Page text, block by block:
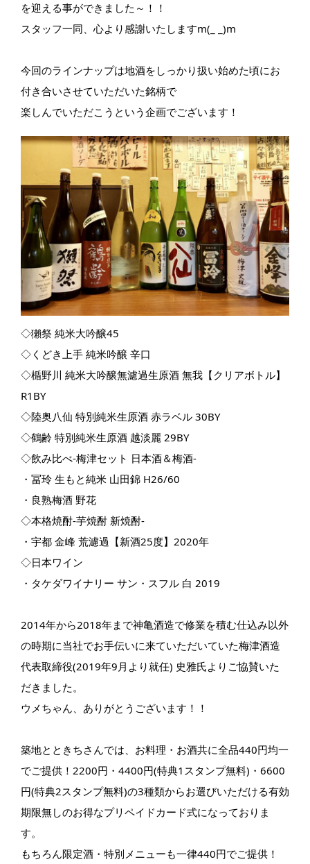
を迎える事ができました～！！
スタッフ一同、心より感謝いたしますm(_ _)m
今回のラインナップは地酒をしっかり扱い始めた頃にお
付き合いさせていただいた銘柄で
楽しんでいただこうという企画でございます！
◇獺祭 純米大吟醸45
◇くどき上手 純米吟醸 辛口
◇楯野川 純米大吟醸無濾過生原酒 無我【クリアボトル】
R1BY
◇陸奥八仙 特別純米生原酒 赤ラベル 30BY
◇鶴齢 特別純米生原酒 越淡麗 29BY
◇飲み比べ-梅津セット 日本酒＆梅酒-
・冨玲 生もと純米 山田錦 H26/60
・良熟梅酒 野花
◇本格焼酎-芋焼酎 新焼酎-
・宇都 金峰 荒濾過【新酒25度】2020年
◇日本ワイン
・タケダワイナリー サン・スフル 白 2019
2014年から2018年まで神亀酒造で修業を積む仕込み以外
の時期に当社でお手伝いに来ていただいていた梅津酒造
代表取締役(2019年9月より就任) 史雅氏よりご協賛いた
だきました。
ウメちゃん、ありがとうございます！！
築地とときちさんでは、お料理・お酒共に全品440円均一
でご提供！2200円・4400円(特典1スタンプ無料)・6600
円(特典2スタンプ無料)の3種類からお選びいただける有効
期限無しのお得なプリペイドカード式になっておりま
す。
もちろん限定酒・特別メニューも一律440円でご提供！